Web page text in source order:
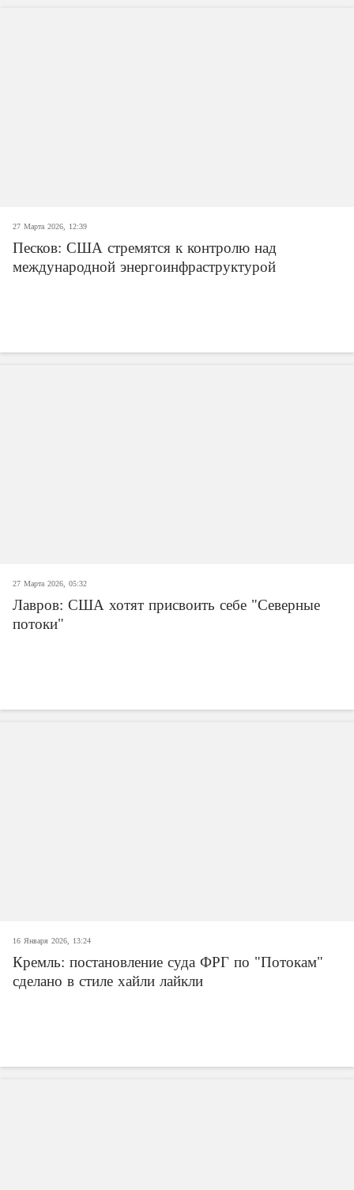
27 Марта 2026, 12:39
Песков: США стремятся к контролю над
международной энергоинфраструктурой
27 Марта 2026, 05:32
Лавров: США хотят присвоить себе "Северные
потоки"
16 Января 2026, 13:24
Кремль: постановление суда ФРГ по "Потокам"
сделано в стиле хайли лайкли